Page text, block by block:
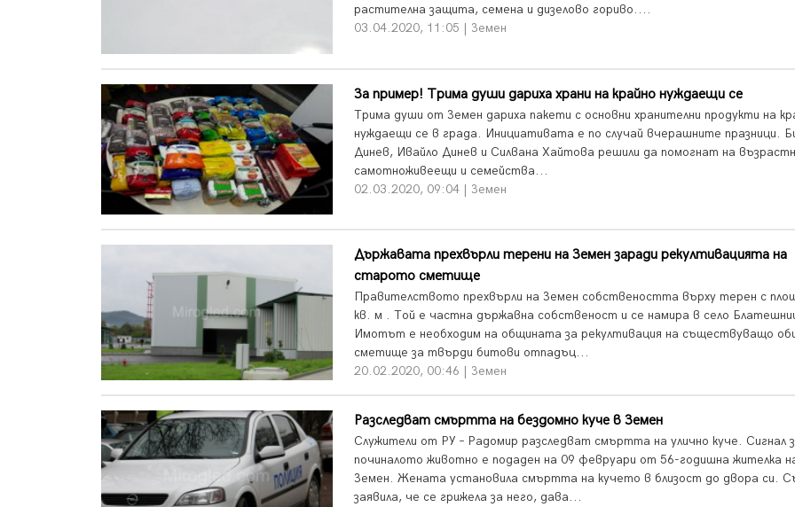
растителна защита, семена и дизелово гориво....
03.04.2020, 11:05 | Земен
За пример! Трима души дариха храни на крайно нуждаещи се
Трима души от Земен дариха пакети с основни хранителни продукти на
нуждаещи се в града. Инициативата е по случай вчерашните празници.
Динев, Ивайло Динев и Силвана Хайтова решили да помогнат на
самотноживеещи и семейства...
02.03.2020, 09:04 | Земен
Държавата прехвърли терени на Земен заради рекултивацията на
старото сметище
Правителството прехвърли на Земен собствеността върху терен с
кв. м . Той е частна държавна собственост и се намира в село
Имотът е необходим на общината за рекултивация на съществуващо
сметище за твърди битови отпадъц...
20.02.2020, 00:46 | Земен
Разследват смъртта на бездомно куче в Земен
Служители от РУ – Радомир разследват смъртта на улично куче. Сигнал
починалото животно е подаден на 09 февруари от 56-годишна жителка
Земен. Жената установила смъртта на кучето в близост до двора си.
заявила, че се грижела за него, дава...